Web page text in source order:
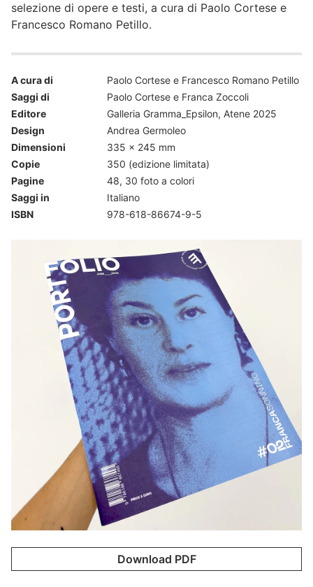
selezione di opere e testi, a cura di Paolo Cortese e
Francesco Romano Petillo.
A cura di
Paolo Cortese e Francesco Romano Petillo
Saggi di
Paolo Cortese e Franca Zoccoli
Editore
Galleria Gramma_Epsilon, Atene 2025
Design
Andrea Germoleo
Dimensioni
335 x 245 mm
Copie
350 (edizione limitata)
Pagine
48, 30 foto a colori
Saggi in
Italiano
ISBN
978-618-86674-9-5
Download PDF